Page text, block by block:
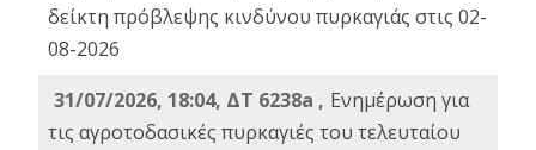
δείκτη πρόβλεψης κινδύνου πυρκαγιάς στις 02-
08-2026
31/07/2026, 18:04, ΔΤ 6238a , Ενημέρωση για
τις αγροτοδασικές πυρκαγιές του τελευταίου